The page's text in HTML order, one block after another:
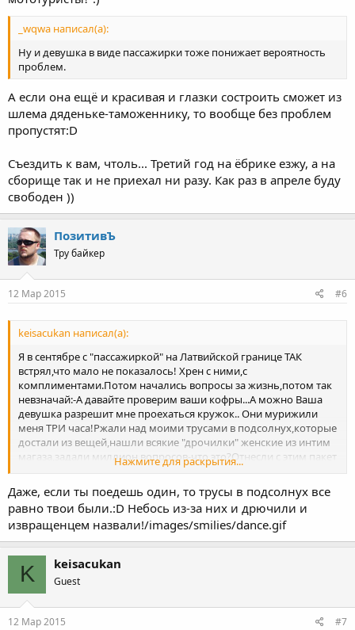
_wqwa написал(а):
Ну и девушка в виде пассажирки тоже понижает вероятность
проблем.
А если она ещё и красивая и глазки состроить сможет из
шлема дяденьке-таможеннику, то вообще без проблем
пропустят:D
Съездить к вам, чтоль... Третий год на ёбрике езжу, а на
сборище так и не приехал ни разу. Как раз в апреле буду
свободен ))
ПозитивЪ
Тру байкер
12 Мар 2015 #6
keisacukan написал(а):
Я в сентябре с "пассажиркой" на Латвийской границе ТАК
встрял,что мало не показалось! Хрен с ними,с
комплиментами.Потом начались вопросы за жизнь,потом так
невзначай:-А давайте проверим ваши кофры...А можно Ваша
девушка разрешит мне проехаться кружок.. Они мурижили
меня ТРИ часа!Ржали над моими трусами в подсолнух,которые
достали из вещей,нашли всякие "дрочилки" женские из интим
магаза,задали миллион вопросов-что это?Отнесли с этим пакет
к инспектору,которому по новой нужно было объяснять,что
Так что в следующий раз поеду-ка я один.
Нажмите для раскрытия...
Даже, если ты поедешь один, то трусы в подсолнух все
равно твои были.:D Небось из-за них и дрючили и
извращенцем назвали!/images/smilies/dance.gif
K keisacukan
Guest
12 Мар 2015 #7